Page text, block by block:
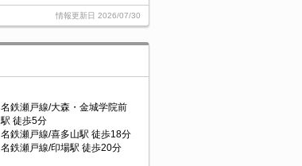
情報更新日 2026/07/30
名鉄瀬戸線/大森・金城学院前
駅 徒歩5分
名鉄瀬戸線/喜多山駅 徒歩18分
名鉄瀬戸線/印場駅 徒歩20分